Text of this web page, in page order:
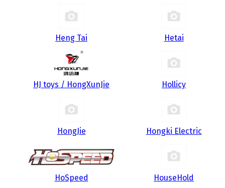
Heng Tai Hetai
HJ toys / HongXunJie Hollicy
HongJie Hongki Electric
HoSpeed HouseHold